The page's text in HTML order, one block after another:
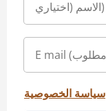
سياسة الخصوصية